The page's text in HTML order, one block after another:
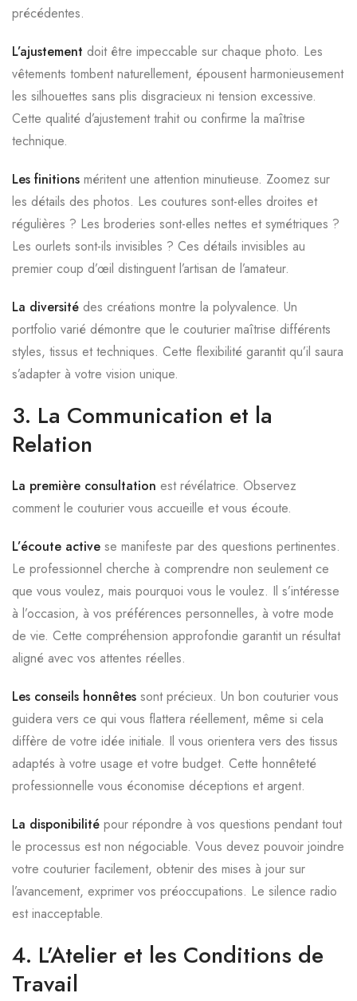
précédentes.
L’ajustement doit être impeccable sur chaque photo. Les
vêtements tombent naturellement, épousent harmonieusement
les silhouettes sans plis disgracieux ni tension excessive.
Cette qualité d’ajustement trahit ou confirme la maîtrise
technique.
Les finitions méritent une attention minutieuse. Zoomez sur
les détails des photos. Les coutures sont-elles droites et
régulières ? Les broderies sont-elles nettes et symétriques ?
Les ourlets sont-ils invisibles ? Ces détails invisibles au
premier coup d’œil distinguent l’artisan de l’amateur.
La diversité des créations montre la polyvalence. Un
portfolio varié démontre que le couturier maîtrise différents
styles, tissus et techniques. Cette flexibilité garantit qu’il saura
s’adapter à votre vision unique.
3. La Communication et la
Relation
La première consultation est révélatrice. Observez
comment le couturier vous accueille et vous écoute.
L’écoute active se manifeste par des questions pertinentes.
Le professionnel cherche à comprendre non seulement ce
que vous voulez, mais pourquoi vous le voulez. Il s’intéresse
à l’occasion, à vos préférences personnelles, à votre mode
de vie. Cette compréhension approfondie garantit un résultat
aligné avec vos attentes réelles.
Les conseils honnêtes sont précieux. Un bon couturier vous
guidera vers ce qui vous flattera réellement, même si cela
diffère de votre idée initiale. Il vous orientera vers des tissus
adaptés à votre usage et votre budget. Cette honnêteté
professionnelle vous économise déceptions et argent.
La disponibilité pour répondre à vos questions pendant tout
le processus est non négociable. Vous devez pouvoir joindre
votre couturier facilement, obtenir des mises à jour sur
l’avancement, exprimer vos préoccupations. Le silence radio
est inacceptable.
4. L’Atelier et les Conditions de
Travail